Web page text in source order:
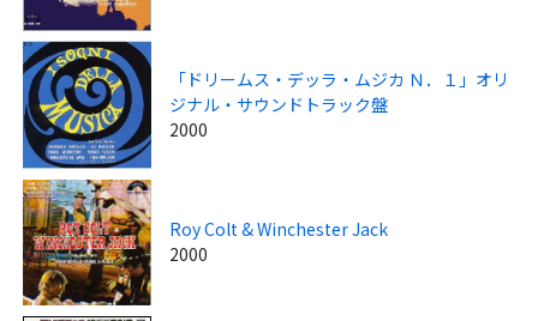
「ドリームス・デッラ・ムジカ Ｎ．１」オリ
ジナル・サウンドトラック盤
2000
Roy Colt & Winchester Jack
2000